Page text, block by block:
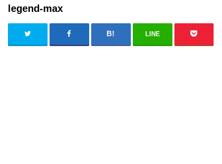
legend-max
LINE